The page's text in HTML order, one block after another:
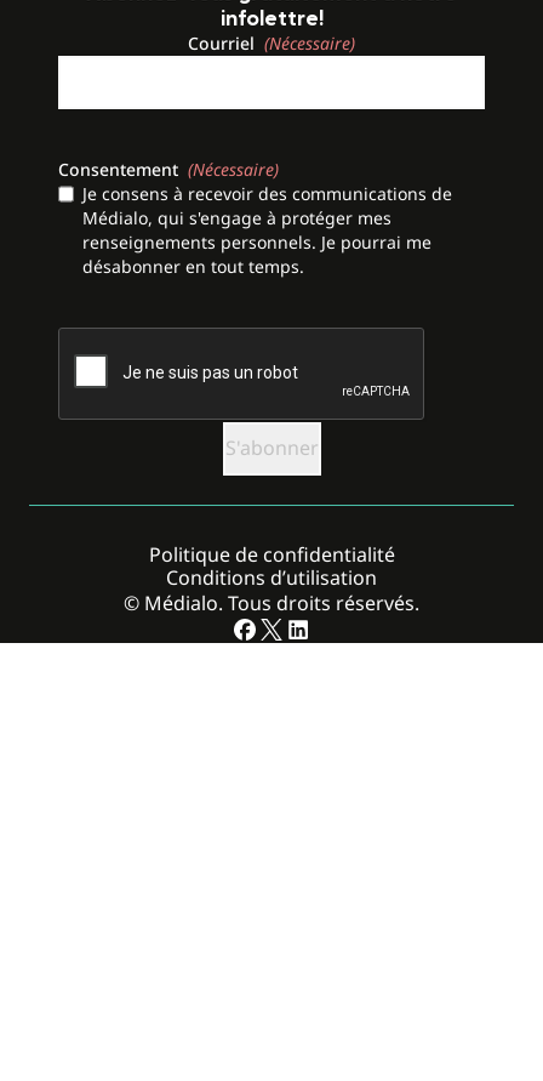
infolettre!
Courriel (Nécessaire)
Consentement (Nécessaire)
Je consens à recevoir des communications de
Médialo, qui s'engage à protéger mes
renseignements personnels. Je pourrai me
désabonner en tout temps.
CAPTCHA
© Médialo. Tous droits réservés.
Politique de confidentialité
Conditions d’utilisation